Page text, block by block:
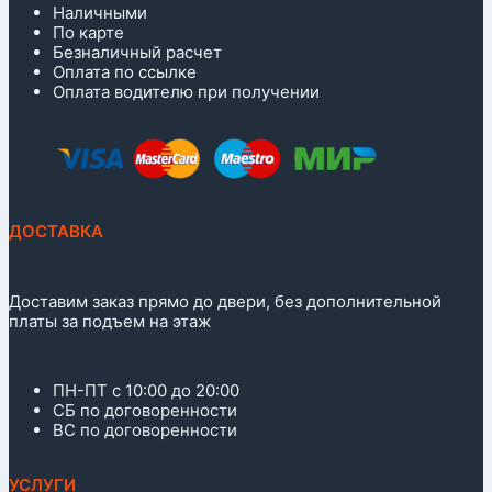
Наличными
По карте
Безналичный расчет
Оплата по ссылке
Оплата водителю при получении
ДОСТАВКА
Доставим заказ прямо до двери, без дополнительной
платы за подъем на этаж
ПН-ПТ с 10:00 до 20:00
СБ по договоренности
ВС по договоренности
УСЛУГИ